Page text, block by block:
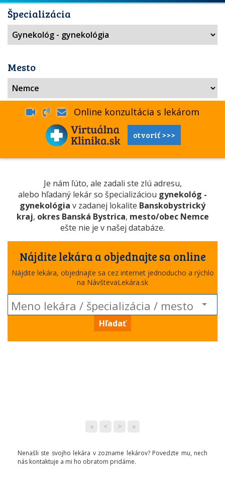
Špecializácia
Mesto
Online konzultácia s lekárom
otvoriť >>>
Je nám ľúto, ale zadali ste zlú adresu,
alebo hľadaný lekár so špecializáciou gynekológ -
gynekológia v zadanej lokalite Banskobystrický
kraj, okres Banská Bystrica, mesto/obec Nemce
ešte nie je v našej databáze.
Nájdite lekára a objednajte sa online
Nájdite lekára, objednajte sa cez internet jednoducho a rýchlo
na NávštevaLekára.sk
Hľadať
« < > »
Nenašli ste svojho lekára v zozname lekárov? Povedzte mu, nech
nás kontaktuje a mi ho obratom pridáme.